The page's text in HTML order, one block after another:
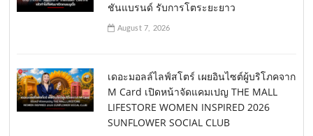
ชันแบรนด์ รับการโตระยะยาว
August 7, 2026
เดอะมอลล์ไลฟ์สโตร์ เผยอินไซต์ผู้บริโภคจาก
M Card เปิดหน้าจัดแคมเปญ THE MALL
LIFESTORE WOMEN INSPIRED 2026
SUNFLOWER SOCIAL CLUB